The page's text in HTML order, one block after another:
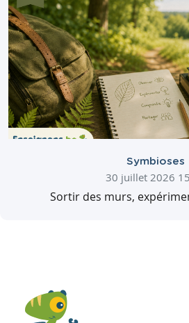
Symbioses
30 juillet 2026
Sortir des murs,